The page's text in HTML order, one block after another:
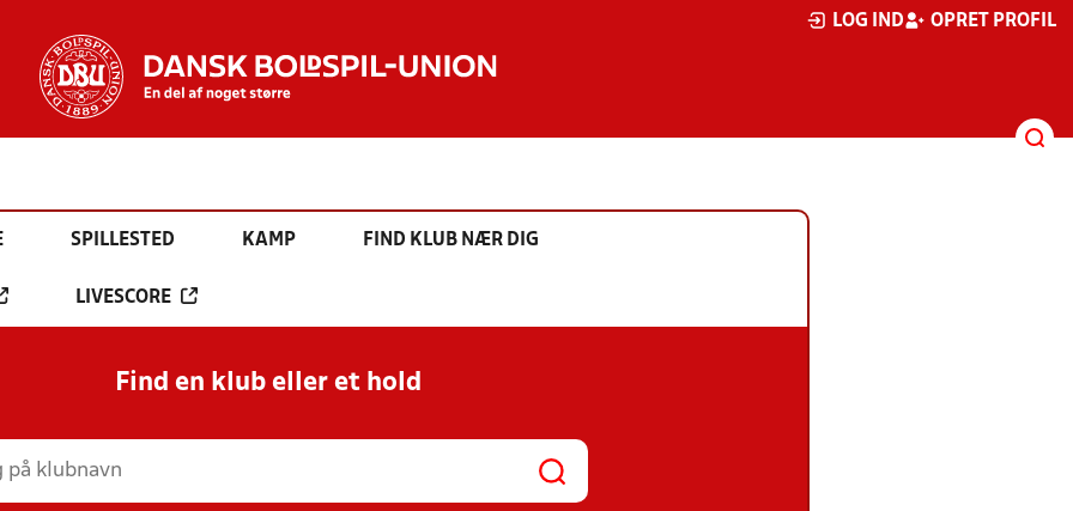
LOG IND OPRET PROFIL
SPILLESTED KAMP FIND KLUB NÆR DIG
LIVESCORE
Find en klub eller et hold